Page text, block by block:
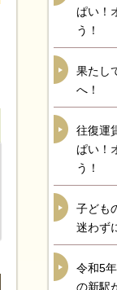
ぱい！
う！
果たし
へ！
往復運
ぱい！
う！
子ども
迷わず
令和5
の新駅